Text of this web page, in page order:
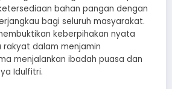
bahan pangan dengan
bagi seluruh masyarakat.
keberpihakan nyata
dalam menjamin
menjalankan ibadah puasa dan
Idulfitri.